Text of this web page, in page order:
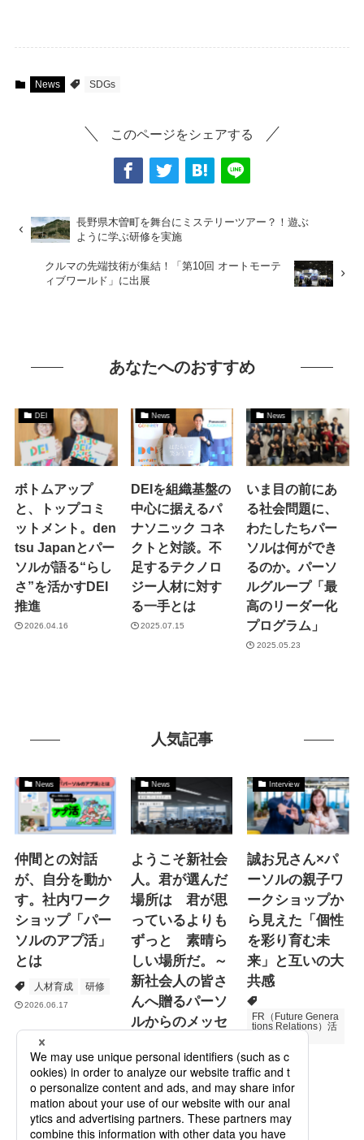
News SDGs
このページをシェアする
長野県木曽町を舞台にミステリーツアー？！遊ぶ
ように学ぶ研修を実施
クルマの先端技術が集結！「第10回 オートモーテ
ィブワールド」に出展
あなたへのおすすめ
DEI
ボトムアップ
と、トップコミ
ットメント。den
tsu Japanとパー
ソルが語る“らし
さ”を活かすDEI
推進
2026.04.16
News
DEIを組織基盤の
中心に据えるパ
ナソニック コネ
クトと対談。不
足するテクノロ
ジー人材に対す
る一手とは
2025.07.15
News
いま目の前にあ
る社会問題に、
わたしたちパー
ソルは何ができ
るのか。パーソ
ルグループ「最
高のリーダー化
プログラム」
2025.05.23
人気記事
News
仲間との対話
が、自分を動か
す。社内ワーク
ショップ「パー
ソルのアプ活」
とは
人材育成 研修
2026.06.17
News
ようこそ新社会
人。君が選んだ
場所は 君が思
っているよりも
ずっと 素晴ら
しい場所だ。～
新社会人の皆さ
んへ贈るパーソ
ルからのメッセ
Specialized Servic
es
プロモーション
Interview
誠お兄さん×パ
ーソルの親子ワ
ークショップか
ら見えた「個性
を彩り育む未
来」と互いの大
共感
FR（Future Genera
tions Relations）活
次世代育成
2026.06.16